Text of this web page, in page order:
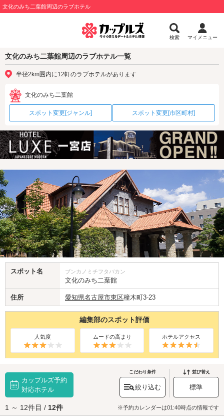
文化のみち二葉館周辺のラブホテル
検索 マイメニュー
文化のみち二葉館周辺のラブホテル一覧
半径2km圏内に12軒のラブホテルがあります
文化のみち二葉館
スポット変更[ジャンル] スポット変更[市区町村]
スポット名 ブンカノミチフタバカン
文化のみち二葉館
住所 愛知県名古屋市東区橦木町3-23
編集部のスポット評価
人気度 ムードの高まり ホテルアクセス
カップルズ予約
対応ホテル
こだわり条件
絞り込む
並び替え
標準
1 ～ 12件目 / 12件 ※予約カレンダーは01:40時点の情報です